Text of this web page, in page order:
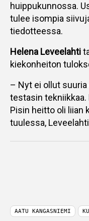
huippukunnossa.
tulee isompia
tiedotteessa.
Helena Leveelahti
kiekonheiton
– Nyt ei ollut
testasin
Pisin heitto oli liian
tuulessa,
AATU KANGASNIEMI